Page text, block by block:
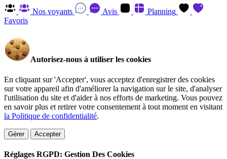
Nos voyants Avis
Planning
Favoris
Autorisez-nous à utiliser les cookies
En cliquant sur 'Accepter', vous acceptez d'enregistrer des cookies
sur votre appareil afin d'améliorer la navigation sur le site, d'analyser
l'utilisation du site et d'aider à nos efforts de marketing. Vous pouvez
en savoir plus et retirer votre consentement à tout moment en visitant
la Politique de confidentialité.
Gérer Accepter
Réglages RGPD: Gestion Des Cookies